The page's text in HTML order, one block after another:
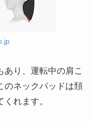
あり、運転中の肩こ
のネックパッドは頚
れます。